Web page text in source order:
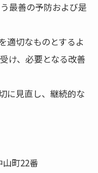
最善の予防および是
適切なものとするよ
け、必要となる改善
に見直し、継続的な
山町22番